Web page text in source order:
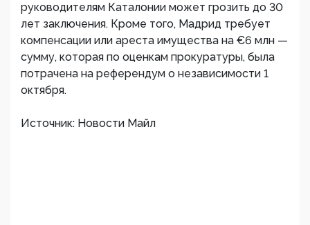
руководителям Каталонии может грозить до 30
лет заключения. Кроме того, Мадрид требует
компенсации или ареста имущества на €6 млн —
сумму, которая по оценкам прокуратуры, была
потрачена на референдум о независимости 1
октября.
Источник: Новости Майл